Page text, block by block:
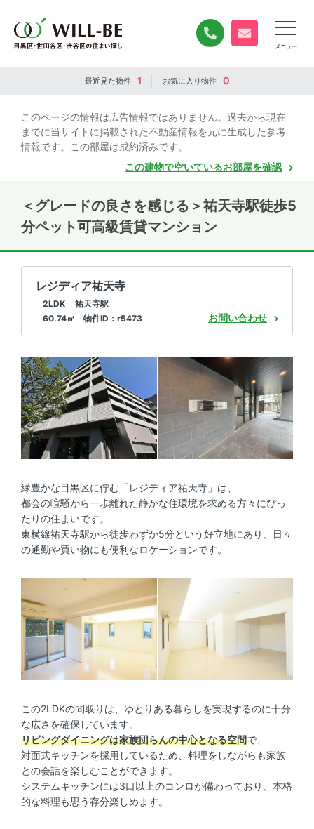
0120-840-834
無料お問い合
最近見た物件 1 お気に入り物件 0
このページの情報は広告情報ではありません。過去から現在
までに当サイトに掲載された不動産情報を元に生成した参考
情報です。この部屋は成約済みです。
この建物で空いているお部屋を確認
＜グレードの良さを感じる＞祐天寺駅徒歩5
分ペット可高級賃貸マンション
レジディア祐天寺
2LDK
祐天寺駅
60.74㎡ 物件ID：r5473
お問い合わせ
緑豊かな目黒区に佇む「レジディア祐天寺」は、
都会の喧騒から一歩離れた静かな住環境を求める方々にぴっ
たりの住まいです。
東横線祐天寺駅から徒歩わずか5分という好立地にあり、日々
の通勤や買い物にも便利なロケーションです。
この2LDKの間取りは、ゆとりある暮らしを実現するのに十分
な広さを確保しています。
リビングダイニングは家族団らんの中心となる空間で、
対面式キッチンを採用しているため、料理をしながらも家族
との会話を楽しむことができます。
システムキッチンには3口以上のコンロが備わっており、本格
的な料理も思う存分楽しめます。